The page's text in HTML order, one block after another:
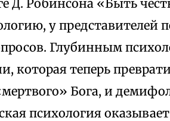
Д. Робинсона «Быть
у представителей
Глубинным
которая теперь
Бога, и
психология